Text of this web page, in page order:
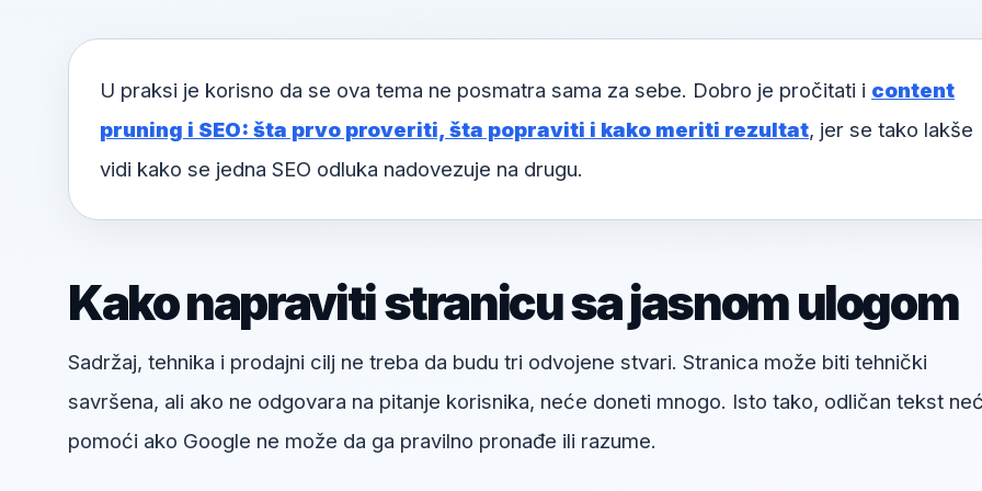
U praksi je korisno da se ova tema ne posmatra sama za sebe. Dobro je pročitati i content
pruning i SEO: šta prvo proveriti, šta popraviti i kako meriti rezultat, jer se tako lakše
vidi kako se jedna SEO odluka nadovezuje na drugu.
Kako napraviti stranicu sa jasnom ulogom
Sadržaj, tehnika i prodajni cilj ne treba da budu tri odvojene stvari. Stranica može biti tehnički
savršena, ali ako ne odgovara na pitanje korisnika, neće doneti mnogo. Isto tako, odličan tekst
pomoći ako Google ne može da ga pravilno pronađe ili razume.